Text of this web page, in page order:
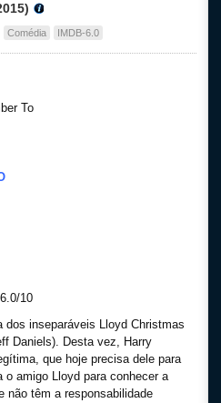
Séries
Filmes
Comédia IMDB-6.0
To
10
dos inseparáveis Lloyd Christmas
Daniels). Desta vez, Harry
que hoje precisa dele para
amigo Lloyd para conhecer a
não têm a responsabilidade